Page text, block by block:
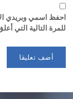
احفظ اسمي وبريدي
للمرة التالية التي